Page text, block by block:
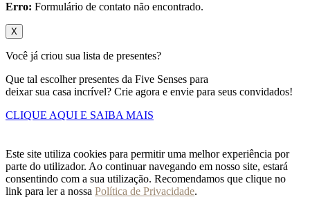
Erro: Formulário de contato não encontrado.
X
Você já criou sua lista de presentes?
Que tal escolher presentes da Five Senses para
deixar sua casa incrível? Crie agora e envie para seus convidados!
CLIQUE AQUI E SAIBA MAIS
Este site utiliza cookies para permitir uma melhor experiência por
parte do utilizador. Ao continuar navegando em nosso site, estará
consentindo com a sua utilização. Recomendamos que clique no
link para ler a nossa Política de Privacidade.